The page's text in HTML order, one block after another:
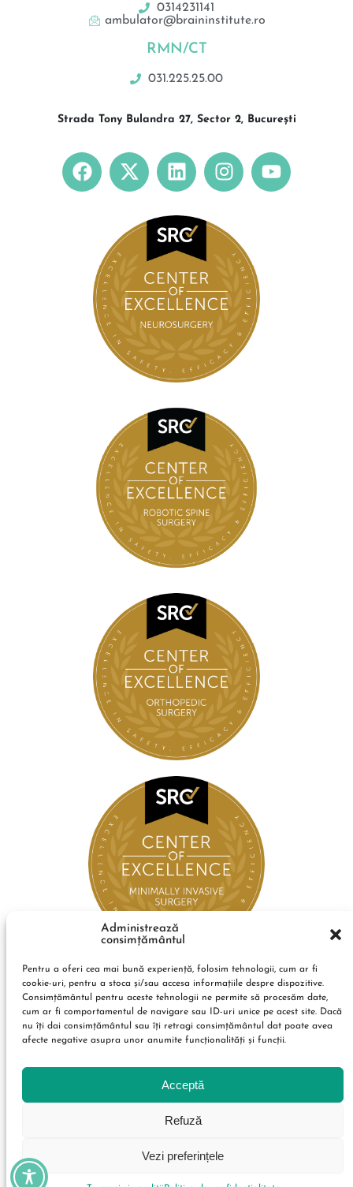
Administrează
consimțământul
Pentru a oferi cea mai bună experiență, folosim tehnologii, cum ar fi
cookie-uri, pentru a stoca și/sau accesa informațiile despre dispozitive.
Consimțământul pentru aceste tehnologii ne permite să procesăm date,
cum ar fi comportamentul de navigare sau ID-uri unice pe acest site. Dacă
nu îți dai consimțământul sau îți retragi consimțământul dat poate avea
afecte negative asupra unor anumite funcționalități și funcții.
Acceptă
Refuză
Vezi preferințele
0314231141
ambulator@braininstitute.ro
RMN/CT
031.225.25.00
Strada Tony Bulandra 27, Sector 2, București